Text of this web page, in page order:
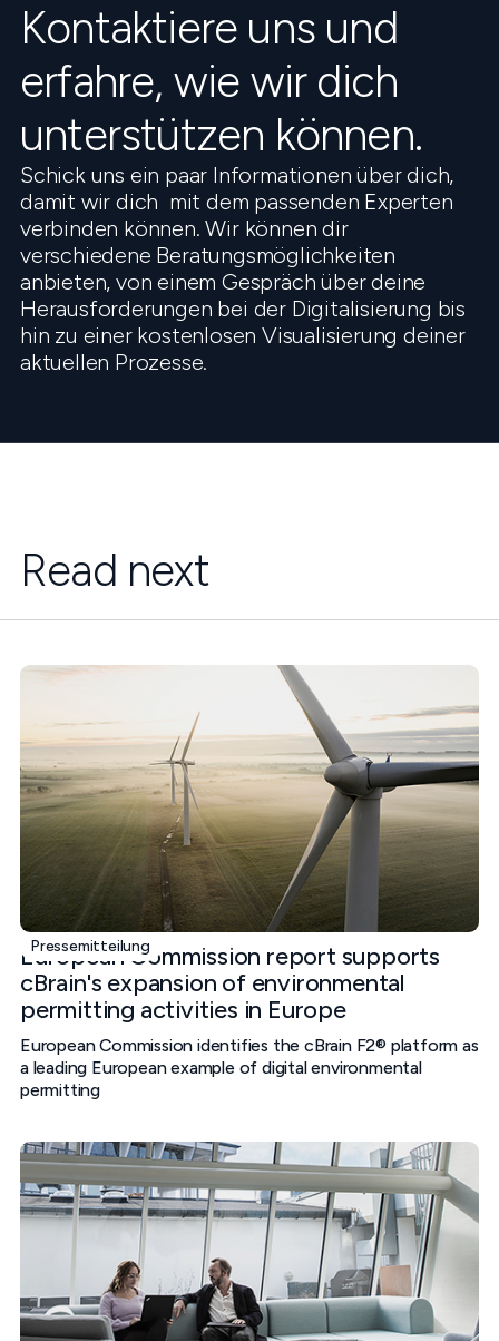
Kontaktiere uns und
erfahre, wie wir dich
unterstützen können.
Schick uns ein paar Informationen über dich,
damit wir dich mit dem passenden Experten
verbinden können. Wir können dir
verschiedene Beratungsmöglichkeiten
anbieten, von einem Gespräch über deine
Herausforderungen bei der Digitalisierung bis
hin zu einer kostenlosen Visualisierung deiner
aktuellen Prozesse.
Read next
Pressemitteilung
European Commission report supports
cBrain's expansion of environmental
permitting activities in Europe
European Commission identifies the cBrain F2® platform as
a leading European example of digital environmental
permitting